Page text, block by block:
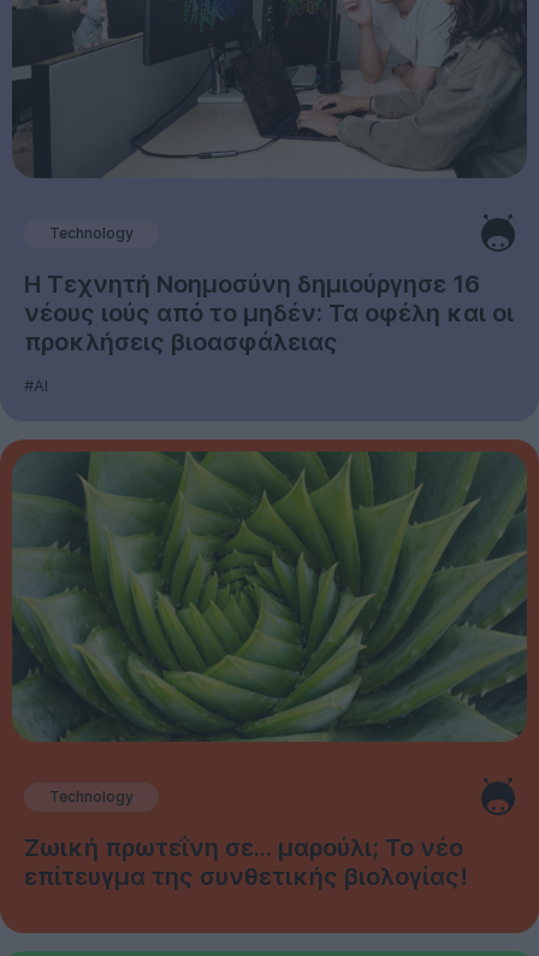
Technology
Η Τεχνητή Νοημοσύνη δημιούργησε 16
νέους ιούς από το μηδέν: Τα οφέλη και οι
προκλήσεις βιοασφάλειας
#AI
Technology
Ζωική πρωτεΐνη σε... μαρούλι; Το νέο
επίτευγμα της συνθετικής βιολογίας!